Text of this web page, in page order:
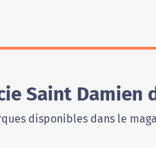
Saint Damien
disponibles dans le